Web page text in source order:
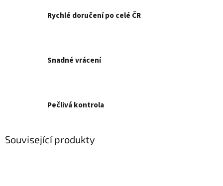
Rychlé doručení po celé ČR
Snadné vrácení
Pečlivá kontrola
Související produkty